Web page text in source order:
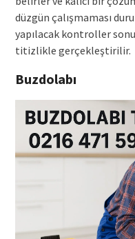
düzgün çalışmaması
yapılacak kontroller
titizlikle gerçekleştirilir.
Buzdolabı